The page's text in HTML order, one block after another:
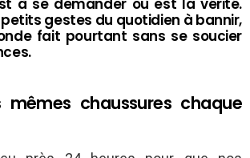
à se demander où est la vérité.
gestes du quotidien à bannir,
fait pourtant sans se soucier
mêmes chaussures chaque